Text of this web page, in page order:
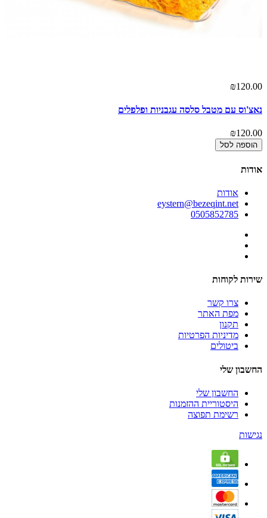
₪120.00
נאצ'וס עם מטבל סלסה עגבניות ופלפלים
₪120.00
הוספה לסל
אודות
אודות
eystern@bezeqint.net
0505852785
שירות לקוחות
צרו קשר
מפת האתר
תקנון
מדיניות הפרטיות
ביטולים
החשבון שלי
החשבון שלי
היסטוריית ההזמנות
רשימת תפוצה
נגישות